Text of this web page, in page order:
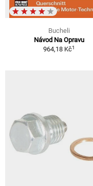
Bucheli
Návod Na Opravu
964,18 Kč1